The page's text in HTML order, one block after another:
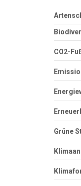
CO2-
Grüne